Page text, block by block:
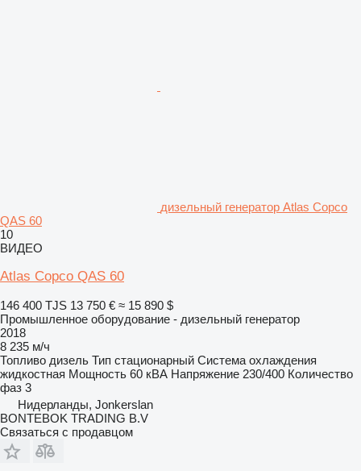
дизельный генератор Atlas Copco
QAS 60
10
ВИДЕО
Atlas Copco QAS 60
146 400 TJS 13 750 € ≈ 15 890 $
Промышленное оборудование - дизельный генератор
2018
8 235 м/ч
Топливо дизель Тип стационарный Система охлаждения
жидкостная Мощность 60 кВА Напряжение 230/400 Количество
фаз 3
Нидерланды, Jonkerslan
BONTEBOK TRADING B.V
Связаться с продавцом